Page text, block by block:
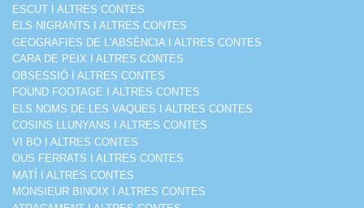
ESCUT I ALTRES CONTES
ELS NIGRANTS I ALTRES CONTES
GEOGRAFIES DE L'ABSÈNCIA I ALTRES CONTES
CARA DE PEIX I ALTRES CONTES
OBSESSIÓ I ALTRES CONTES
FOUND FOOTAGE I ALTRES CONTES
ELS NOMS DE LES VAQUES I ALTRES CONTES
COSINS LLUNYANS I ALTRES CONTES
VI BO I ALTRES CONTES
OUS FERRATS I ALTRES CONTES
MATÍ I ALTRES CONTES
MONSIEUR BINOIX I ALTRES CONTES